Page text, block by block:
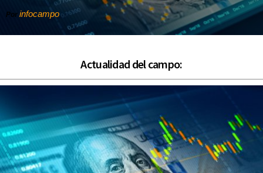
Por infocampo
Actualidad del campo: